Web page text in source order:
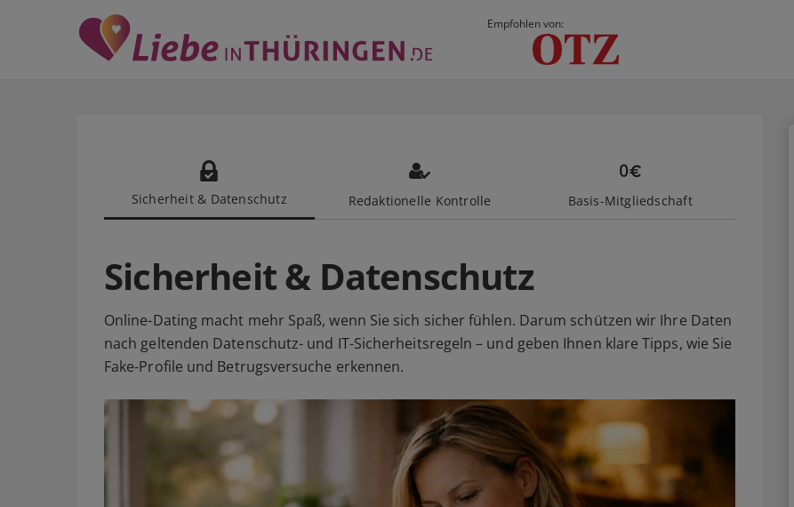
Empfohlen von:
Sicherheit & Datenschutz Redaktionelle Kontrolle Basis-Mitgliedschaft
Sicherheit & Datenschutz
Online-Dating macht mehr Spaß, wenn Sie sich sicher fühlen. Darum schützen wir Ihre Daten
nach geltenden Datenschutz- und IT-Sicherheitsregeln – und geben Ihnen klare Tipps, wie Sie
Fake-Profile und Betrugsversuche erkennen.